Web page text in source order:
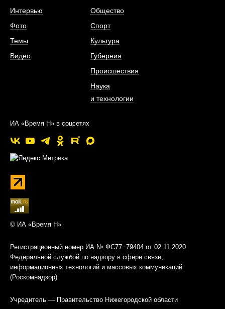
Интервью
Фото
Темы
Видео
Общество
Спорт
Культура
Губерния
Происшествия
Наука
и технологии
ИА «Время Н» в соцсетях
© ИА «Время Н»
Регистрационный номер ИА № ФС77−79404 от 02.11.2020
Федеральной службой по надзору в сфере связи,
информационных технологий и массовых коммуникаций
(Роскомнадзор)
Учредитель — Правительство Нижегородской области